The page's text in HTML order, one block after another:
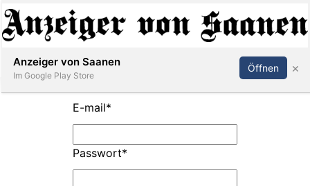
Abonnieren Anmelden
E-mail*
Passwort*
Anzeiger von Saanen
Im Google Play Store
Öffnen ×